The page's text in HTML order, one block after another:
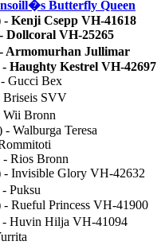
Butterfly Queen
Kenji Csepp VH-41618
Dollcoral VH-25265
Armomurhan Jullimar
Haughty Kestrel VH-42697
Gucci Bex
SVV
Bronn
Walburga Teresa
Rios Bronn
Invisible Glory VH-42632
Puksu
Rueful Princess VH-41900
Huvin Hilja VH-41094